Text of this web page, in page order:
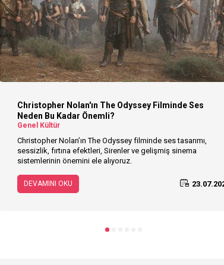
Christopher Nolan'ın The Odyssey Filminde Ses
Neden Bu Kadar Önemli?
Genel Kültür
Christopher Nolan’ın The Odyssey filminde ses tasarımı,
sessizlik, fırtına efektleri, Sirenler ve gelişmiş sinema
sistemlerinin önemini ele alıyoruz.
DEVAMINI OKU